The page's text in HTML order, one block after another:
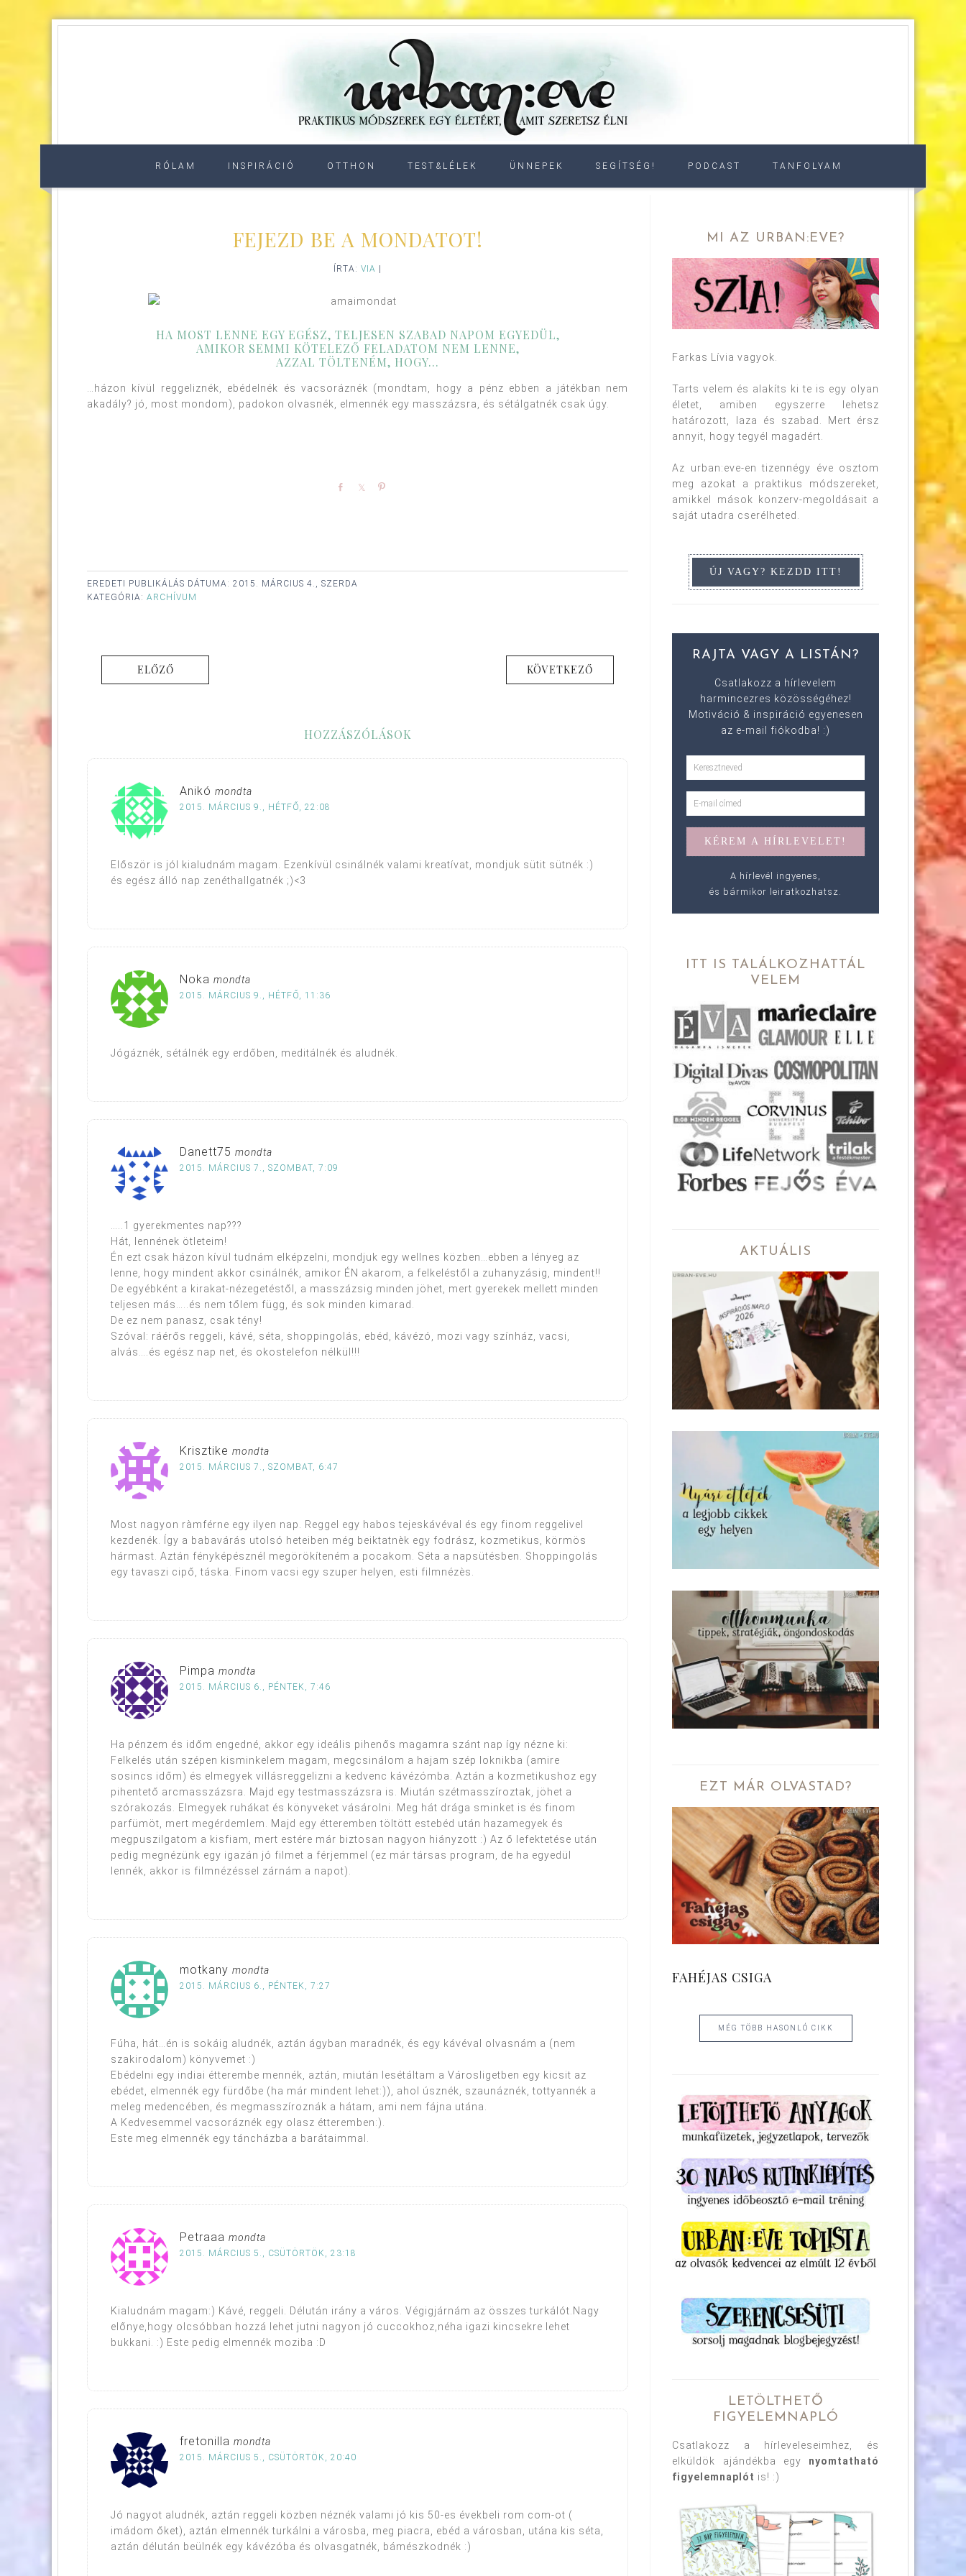
RÓLAM INSPIRÁCIÓ OTTHON TEST&LÉLEK ÜNNEPEK SEGÍTSÉG! PODCAST TANFOLYAM
FEJEZD BE A MONDATOT!
ÍRTA:VIA
HA MOST LENNE EGY EGÉSZ, TELJESEN SZABAD NAPOM EGYEDÜL,
AMIKOR SEMMI KÖTELEZŐ FELADATOM NEM LENNE,
AZZAL TÖLTENÉM, HOGY…
…házon kívül reggeliznék, ebédelnék és vacsoráznék (mondtam, hogy a pénz ebben a játékban nem
akadály? jó, most mondom), padokon olvasnék, elmennék egy masszázsra, és sétálgatnék csak úgy.
Share Share
EREDETI PUBLIKÁLÁS DÁTUMA: 2015. MÁRCIUS 4., SZERDA
KATEGÓRIA: ARCHÍVUM
ELŐZŐ KÖVETKEZŐ
HOZZÁSZÓLÁSOK
Anikó mondta
2015. MÁRCIUS 9., HÉTFŐ, 22:08
Először is jól kialudnám magam. Ezenkívül csinálnék valami kreatívat, mondjuk sütit sütnék :)
és egész álló nap zenéthallgatnék ;)<3
Noka mondta
2015. MÁRCIUS 9., HÉTFŐ, 11:36
Jógáznék, sétálnék egy erdőben, meditálnék és aludnék.
Danett75 mondta
2015. MÁRCIUS 7., SZOMBAT, 7:09
…..1 gyerekmentes nap???
Hát, lennének ötleteim!
Én ezt csak házon kívül tudnám elképzelni, mondjuk egy wellnes közben…ebben a lényeg az
lenne, hogy mindent akkor csinálnék, amikor ÉN akarom, a felkeléstől a zuhanyzásig, mindent!!
De egyébként a kirakat-nézegetéstől, a masszázsig minden jöhet, mert gyerekek mellett minden
teljesen más…..és nem tőlem függ, és sok minden kimarad.
De ez nem panasz, csak tény!
Szóval: ráérős reggeli, kávé, séta, shoppingolás, ebéd, kávézó, mozi vagy színház, vacsi,
alvás….és egész nap net, és okostelefon nélkül!!!
Krisztike mondta
2015. MÁRCIUS 7., SZOMBAT, 6:47
Most nagyon ràmférne egy ilyen nap. Reggel egy habos tejeskávéval és egy finom reggelivel
kezdenék. Így a babavárás utolsó heteiben még beiktatnèk egy fodrász, kozmetikus, körmös
hármast. Aztán fényképésznél megörökíteném a pocakom. Séta a napsütésben. Shoppingolás
egy tavaszi cipő, táska. Finom vacsi egy szuper helyen, esti filmnézès.
Pimpa mondta
2015. MÁRCIUS 6., PÉNTEK, 7:46
Ha pénzem és időm engedné, akkor egy ideális pihenős magamra szánt nap így nézne ki:
Felkelés után szépen kisminkelem magam, megcsinálom a hajam szép loknikba (amire
sosincs időm) és elmegyek villásreggelizni a kedvenc kávézómba. Aztán a kozmetikushoz egy
pihentető arcmasszázsra. Majd egy testmasszázsra is. Miután szétmasszíroztak, jöhet a
szórakozás. Elmegyek ruhákat és könyveket vásárolni. Meg hát drága sminket is és finom
parfümöt, mert megérdemlem. Majd egy étteremben töltött estebéd után hazamegyek és
megpuszilgatom a kisfiam, mert estére már biztosan nagyon hiányzott :) Az ő lefektetése után
pedig megnézünk egy igazán jó filmet a férjemmel (ez már társas program, de ha egyedül
lennék, akkor is filmnézéssel zárnám a napot).
motkany mondta
2015. MÁRCIUS 6., PÉNTEK, 7:27
Fúha, hát…én is sokáig aludnék, aztán ágyban maradnék, és egy kávéval olvasnám a (nem
szakirodalom) könyvemet :)
Ebédelni egy indiai étterembe mennék, aztán, miután lesétáltam a Városligetben egy kicsit az
ebédet, elmennék egy fürdőbe (ha már mindent lehet:)), ahol úsznék, szaunáznék, tottyannék a
meleg medencében, és megmasszíroznák a hátam, ami nem fájna utána.
A Kedvesemmel vacsoráznék egy olasz étteremben:).
Este meg elmennék egy táncházba a barátaimmal.
Petraaa mondta
2015. MÁRCIUS 5., CSÜTÖRTÖK, 23:18
Kialudnám magam:) Kávé, reggeli. Délután irány a város. Végigjárnám az összes turkálót.Nagy
előnye,hogy olcsóbban hozzá lehet jutni nagyon jó cuccokhoz,néha igazi kincsekre lehet
bukkani. :) Este pedig elmennék moziba :D
fretonilla mondta
2015. MÁRCIUS 5., CSÜTÖRTÖK, 20:40
Jó nagyot aludnék, aztán reggeli közben néznék valami jó kis 50-es évekbeli rom com-ot (
imádom őket), aztán elmennék turkálni a városba, meg piacra, ebéd a városban, utána kis séta,
aztán délután beülnék egy kávézóba és olvasgatnék, bámészkodnék :)
MI AZ URBAN:EVE?
Farkas Lívia vagyok.
Tarts velem és alakíts ki te is egy olyan
életet, amiben egyszerre lehetsz
határozott, laza és szabad. Mert érsz
annyit, hogy tegyél magadért.
Az urban:eve-en tizennégy éve osztom
meg azokat a praktikus módszereket,
amikkel mások konzerv-megoldásait a
saját utadra cserélheted.
RAJTA VAGY A LISTÁN?
Csatlakozz a hírlevelem
harmincezres közösségéhez!
Motiváció & inspiráció egyenesen
az e-mail fiókodba! :)
A hírlevél ingyenes,
és bármikor leiratkozhatsz.
ITT IS TALÁLKOZHATTÁL
VELEM
AKTUÁLIS
EZT MÁR OLVASTAD?
FAHÉJAS CSIGA
MÉG TÖBB HASONLÓ CIKK
LETÖLTHETŐ
FIGYELEMNAPLÓ
Csatlakozz a hírleveleseimhez, és
elküldök ajándékba egy nyomtatható
figyelemnaplót is! :)